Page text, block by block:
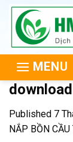
Skip
content
MENU
Published 7
NẮP BỒN